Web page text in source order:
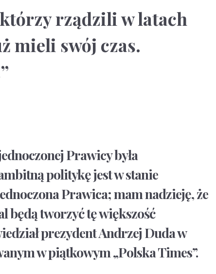
rządzili w latach
mieli swój czas.
Prawicy była
politykę jest w stanie
Prawica; mam nadzieję, że
będą tworzyć tę większość
prezydent Andrzej Duda w
w piątkowym „Polska Times”.